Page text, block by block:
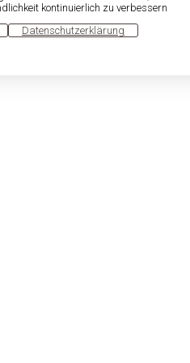
kontinuierlich zu verbessern
Datenschutzerklärung